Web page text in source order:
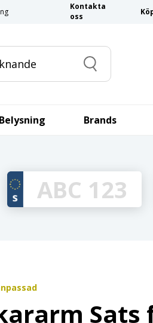
Kontakta
oss
Search
Belysning Brands
Sats